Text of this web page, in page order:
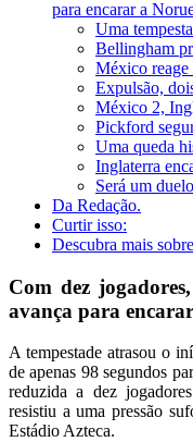
para encarar a
Uma
Bellingham
México
Expulsão,
México 2,
Pickford
Uma queda
Inglaterra
Será um
Da Redação.
Curtir isso:
Descubra mais
Com dez
avança para
A tempestade atrasou o
de apenas 98 segundos
reduzida a dez
resistiu a uma pressão
Estádio Azteca.